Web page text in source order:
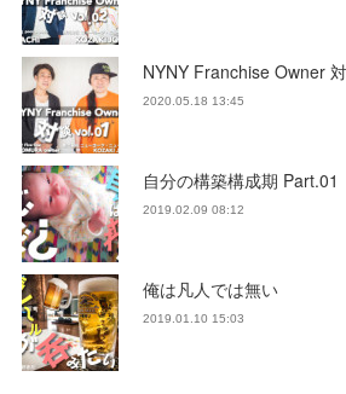
NYNY Franchise Owner
2020.05.18 13:45
自分の構築構成期 Part.01
2019.02.09 08:12
俺は凡人では無い
2019.01.10 15:03